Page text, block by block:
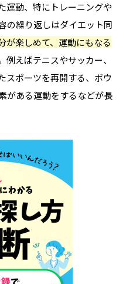
運動、特にトレーニングや
の繰り返しはダイエット同
が楽しめて、運動にもなる
例えばテニスやサッカー、
スポーツを再開する、ボウ
がある運動をするなどが長